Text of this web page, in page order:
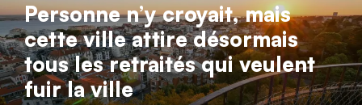
Personne n’y croyait, mais
cette ville attire désormais
tous les retraités qui veulent
fuir la ville